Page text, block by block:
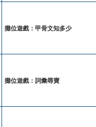
攤位遊戲：甲骨文知多少
攤位遊戲：詞彙尋寶